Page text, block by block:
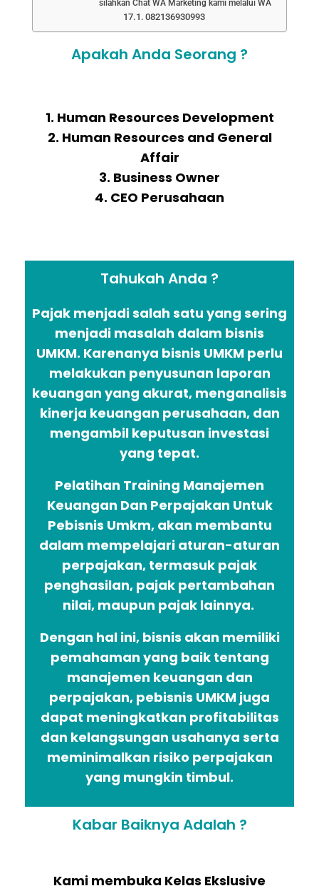
silahkan Chat WA Marketing kami melalui WA
082136930993
Apakah Anda Seorang ?
1. Human Resources Development
2. Human Resources and General
Affair
3. Business Owner
4. CEO Perusahaan
Tahukah Anda ?
Pajak menjadi salah satu yang sering
menjadi masalah dalam bisnis
UMKM. Karenanya bisnis UMKM perlu
melakukan penyusunan laporan
keuangan yang akurat, menganalisis
kinerja keuangan perusahaan, dan
mengambil keputusan investasi
yang tepat.
Pelatihan Training Manajemen
Keuangan Dan Perpajakan Untuk
Pebisnis Umkm, akan membantu
dalam mempelajari aturan-aturan
perpajakan, termasuk pajak
penghasilan, pajak pertambahan
nilai, maupun pajak lainnya.
Dengan hal ini, bisnis akan memiliki
pemahaman yang baik tentang
manajemen keuangan dan
perpajakan, pebisnis UMKM juga
dapat meningkatkan profitabilitas
dan kelangsungan usahanya serta
meminimalkan risiko perpajakan
yang mungkin timbul.
Kabar Baiknya Adalah ?
Kami membuka Kelas Ekslusive